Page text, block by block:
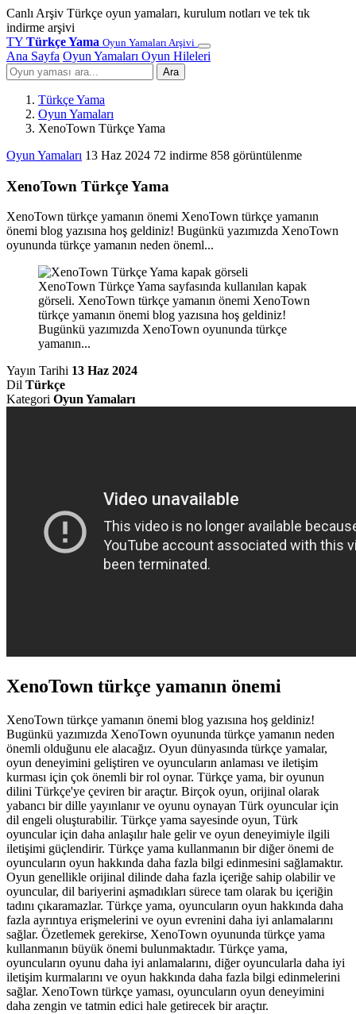
Canlı Arşiv Türkçe oyun yamaları, kurulum notları ve tek tık
indirme arşivi
TY Türkçe Yama Oyun Yamaları Arşivi
Ana Sayfa Oyun Yamaları Oyun Hileleri
Ara
Türkçe Yama
Oyun Yamaları
XenoTown Türkçe Yama
Oyun Yamaları 13 Haz 2024 72 indirme 858 görüntülenme
XenoTown Türkçe Yama
XenoTown türkçe yamanın önemi XenoTown türkçe yamanın
önemi blog yazısına hoş geldiniz! Bugünkü yazımızda XenoTown
oyununda türkçe yamanın neden öneml...
XenoTown Türkçe Yama sayfasında kullanılan kapak
görseli. XenoTown türkçe yamanın önemi XenoTown
türkçe yamanın önemi blog yazısına hoş geldiniz!
Bugünkü yazımızda XenoTown oyununda türkçe
yamanın...
Yayın Tarihi 13 Haz 2024
Dil Türkçe
Kategori Oyun Yamaları
XenoTown türkçe yamanın önemi
XenoTown türkçe yamanın önemi blog yazısına hoş geldiniz!
Bugünkü yazımızda XenoTown oyununda türkçe yamanın neden
önemli olduğunu ele alacağız. Oyun dünyasında türkçe yamalar,
oyun deneyimini geliştiren ve oyuncuların anlaması ve iletişim
kurması için çok önemli bir rol oynar. Türkçe yama, bir oyunun
dilini Türkçe'ye çeviren bir araçtır. Birçok oyun, orijinal olarak
yabancı bir dille yayınlanır ve oyunu oynayan Türk oyuncular için
dil engeli oluşturabilir. Türkçe yama sayesinde oyun, Türk
oyuncular için daha anlaşılır hale gelir ve oyun deneyimiyle ilgili
iletişimi güçlendirir. Türkçe yama kullanmanın bir diğer önemi de
oyuncuların oyun hakkında daha fazla bilgi edinmesini sağlamaktır.
Oyun genellikle orijinal dilinde daha fazla içeriğe sahip olabilir ve
oyuncular, dil bariyerini aşmadıkları sürece tam olarak bu içeriğin
tadını çıkaramazlar. Türkçe yama, oyuncuların oyun hakkında daha
fazla ayrıntıya erişmelerini ve oyun evrenini daha iyi anlamalarını
sağlar. Özetlemek gerekirse, XenoTown oyununda türkçe yama
kullanmanın büyük önemi bulunmaktadır. Türkçe yama,
oyuncuların oyunu daha iyi anlamalarını, diğer oyuncularla daha iyi
iletişim kurmalarını ve oyun hakkında daha fazla bilgi edinmelerini
sağlar. XenoTown türkçe yaması, oyuncuların oyun deneyimini
daha zengin ve tatmin edici hale getirecek bir araçtır.